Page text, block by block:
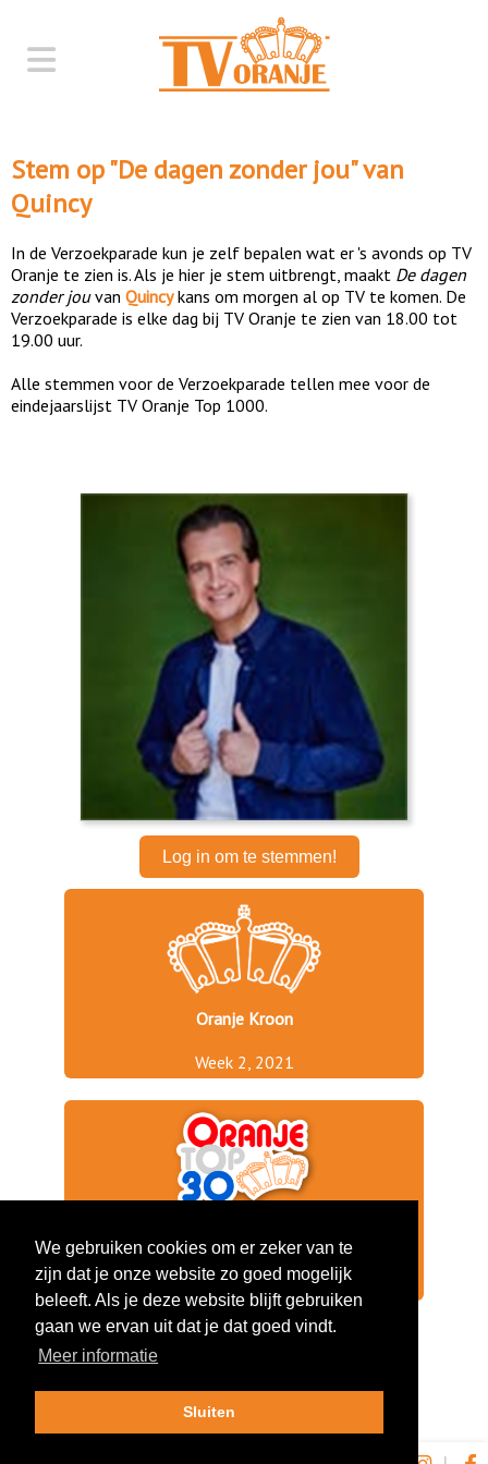
Stem op "De dagen zonder jou" van
Quincy
In de Verzoekparade kun je zelf bepalen wat er 's avonds op TV
Oranje te zien is. Als je hier je stem uitbrengt, maakt De dagen
zonder jouvan Quincykans om morgen al op TV te komen. De
Verzoekparade is elke dag bij TV Oranje te zien van 18.00 tot
19.00 uur.
Alle stemmen voor de Verzoekparade tellen mee voor de
eindejaarslijst TV Oranje Top 1000.
Log in om te stemmen!
Oranje Kroon
Week 2, 2021
Hoogste Positie
3
Aantal Weken
1
We gebruiken cookies om er zeker van te
zijn dat je onze website zo goed mogelijk
beleeft. Als je deze website blijft gebruiken
gaan we ervan uit dat je dat goed vindt.
Meer informatie
Sluiten